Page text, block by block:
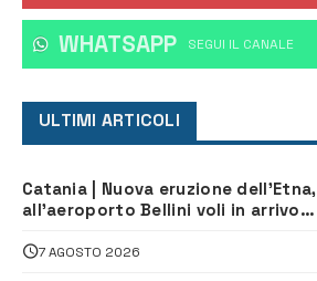
WHATSAPP ‎SEGUI IL CANALE
ULTIMI ARTICOLI
Catania | Nuova eruzione dell’Etna,
all’aeroporto Bellini voli in arrivo
7 AGOSTO 2026